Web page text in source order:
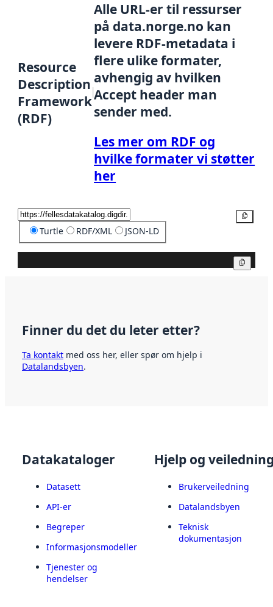
Resource
Description
Framework
(RDF)
Alle URL-er til ressurser
på data.norge.no kan
levere RDF-metadata i
flere ulike formater,
avhengig av hvilken
Accept header man
sender med.
Les mer om RDF og
hvilke formater vi støtter
her
Turtle RDF/XML JSON-LD
Finner du det du leter etter?
Ta kontakt med oss her, eller spør om hjelp i
Datalandsbyen.
Datakataloger
Datasett
API-er
Begreper
Informasjonsmodeller
Tjenester og
hendelser
Hjelp og
Brukerveiledning
Datalandsbyen
Teknisk
dokumentasjon